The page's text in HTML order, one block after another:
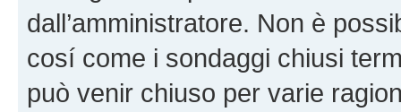
dall’amministratore. Non è
cosí come i sondaggi chiusi
può venir chiuso per varie